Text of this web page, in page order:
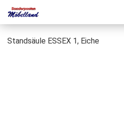
Standsäule ESSEX 1, Eiche